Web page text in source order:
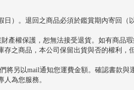
）。退回之商品必須於鑑賞期內寄回
產權保護，恕無法接受退貨。如有商品瑕
之商品，本公司保留出貨與否的權利，
另以mail通知您運費金額。確認書款與
人為您服務。